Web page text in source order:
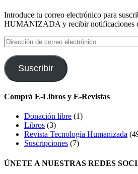
Introduce tu correo electrónico para
HUMANIZADA y recibir notificaciones
Dirección
de
correo
electrónico
Suscribir
Comprá E-Libros y E-Revistas
Donación libre (1)
Libros (3)
Revista Tecnología Humanizada
Suscripciones (7)
ÚNETE A NUESTRAS REDES